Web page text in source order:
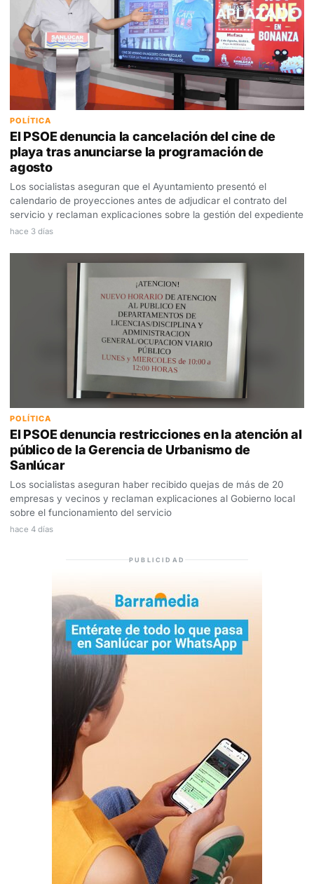
POLÍTICA
El PSOE denuncia la cancelación del cine de
playa tras anunciarse la programación de
agosto
Los socialistas aseguran que el Ayuntamiento presentó el
calendario de proyecciones antes de adjudicar el contrato del
servicio y reclaman explicaciones sobre la gestión del expediente
hace 3 días
POLÍTICA
El PSOE denuncia restricciones en la atención al
público de la Gerencia de Urbanismo de
Sanlúcar
Los socialistas aseguran haber recibido quejas de más de 20
empresas y vecinos y reclaman explicaciones al Gobierno local
sobre el funcionamiento del servicio
hace 4 días
PUBLICIDAD